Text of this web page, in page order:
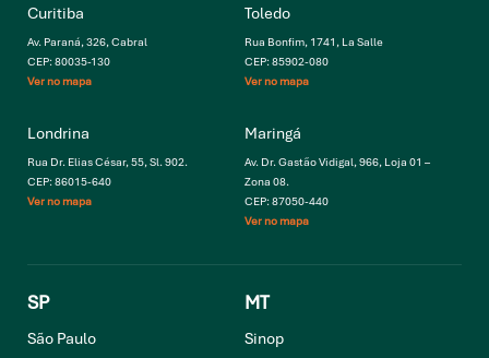
Curitiba
Av. Paraná, 326, Cabral
CEP: 80035-130
Ver no mapa
Toledo
Rua Bonfim, 1741, La Salle
CEP: 85902-080
Ver no mapa
Londrina
Rua Dr. Elias César, 55, Sl. 902.
CEP: 86015-640
Ver no mapa
Maringá
Av. Dr. Gastão Vidigal, 966, Loja 01 –
Zona 08.
CEP: 87050-440
Ver no mapa
SP
São Paulo
MT
Sinop